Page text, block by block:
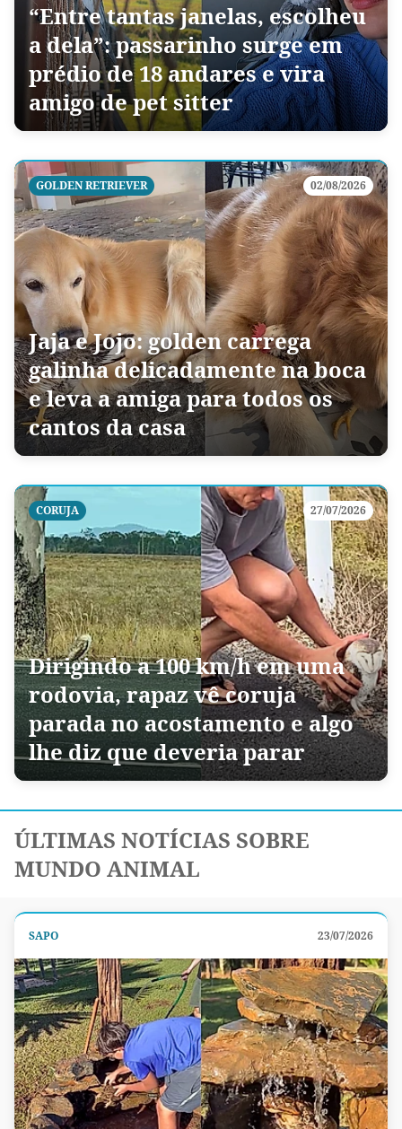
“Entre tantas janelas, escolheu
a dela”: passarinho surge em
prédio de 18 andares e vira
amigo de pet sitter
GOLDEN RETRIEVER 02/08/2026
Jaja e Jojo: golden carrega
galinha delicadamente na boca
e leva a amiga para todos os
cantos da casa
CORUJA 27/07/2026
Dirigindo a 100 km/h em uma
rodovia, rapaz vê coruja
parada no acostamento e algo
lhe diz que deveria parar
ÚLTIMAS NOTÍCIAS SOBRE
MUNDO ANIMAL
SAPO 23/07/2026